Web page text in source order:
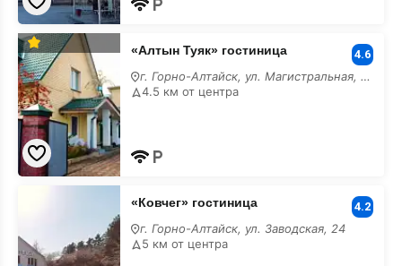
«Алтын
Туяк»
гостиница
лучшие
«Алтын Туяк» гостиница 4.6
г. Горно-Алтайск, ул. Магистральная, 37
4.5 км от центра
«Ковчег» гостиница 4.2
г. Горно-Алтайск, ул. Заводская, 24
5 км от центра